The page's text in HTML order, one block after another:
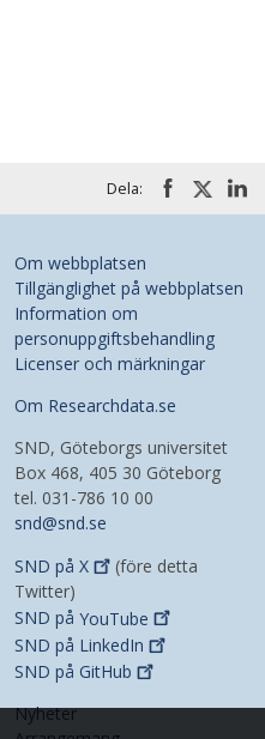
Dela:
Om webbplatsen
Tillgänglighet på webbplatsen
Information om
personuppgiftsbehandling
Licenser och märkningar
Om Researchdata.se
SND, Göteborgs universitet
Box 468, 405 30 Göteborg
tel. 031-786 10 00
snd@snd.se
SND på X
(före detta
Twitter)
SND på YouTube
SND på LinkedIn
SND på GitHub
Nyheter